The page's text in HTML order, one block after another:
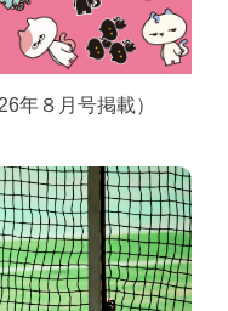
年８月号掲載）